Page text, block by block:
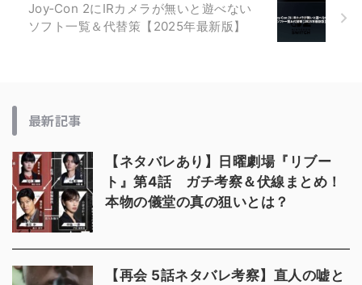
Joy‑Con 2にIRカメラが無いと遊べない
ソフト一覧＆代替策【2025年最新版】
最新記事
【ネタバレあり】日曜劇場『リブー
ト』第4話 ガチ考察＆伏線まとめ！
本物の儀堂の真の狙いとは？
【再会 5話ネタバレ考察】直人の嘘と